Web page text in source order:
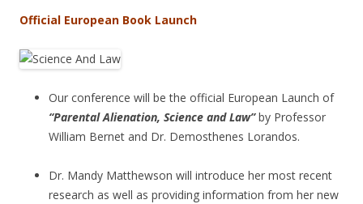
Official European Book Launch
Our conference will be the official European Launch of
“Parental Alienation, Science and Law”by Professor
William Bernet and Dr. Demosthenes Lorandos.
Dr. Mandy Matthewson will introduce her most recent
research as well as providing information from her new